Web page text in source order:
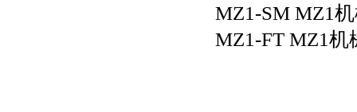
MZ1-SM MZ1
MZ1-FT MZ1